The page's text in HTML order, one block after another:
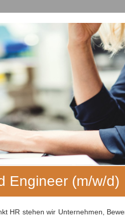
Engineer (m/w/d)
HR stehen wir Unternehmen,